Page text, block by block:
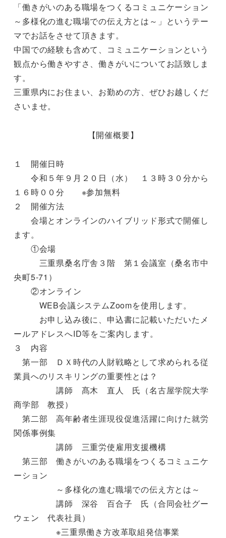
「働きがいのある職場をつくるコミュニケーション
～多様化の進む職場での伝え方とは～」というテー
マでお話をさせて頂きます。
中国での経験も含めて、コミュニケーションという
観点から働きやすさ、働きがいについてお話致しま
す。
三重県内にお住まい、お勤めの方、ぜひお越しくだ
さいませ。
【開催概要】
１ 開催日時
令和５年９月２０日（水） １３時３０分から
１６時００分 ※参加無料
２ 開催方法
会場とオンラインのハイブリッド形式で開催し
ます。
①会場
三重県桑名庁舎３階 第１会議室（桑名市中
央町5-71）
②オンライン
WEB会議システムZoomを使用します。
お申し込み後に、申込書に記載いただいたメ
ールアドレスへID等をご案内します。
３ 内容
第一部 ＤＸ時代の人財戦略として求められる従
業員へのリスキリングの重要性とは？
講師 髙木 直人 氏（名古屋学院大学
商学部 教授）
第二部 高年齢者生涯現役促進活躍に向けた就労
関係事例集
講師 三重労使雇用支援機構
第三部 働きがいのある職場をつくるコミュニケ
ーション
～多様化の進む職場での伝え方とは～
講師 深谷 百合子 氏（合同会社グー
ウェン 代表社員）
※三重県働き方改革取組発信事業